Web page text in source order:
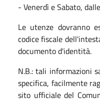
- Venerdì e Sabato,
Le utenze dovranno
codice fiscale
documento d'identità.
N.B.: tali informazioni
specifica, facilmente
sito ufficiale del